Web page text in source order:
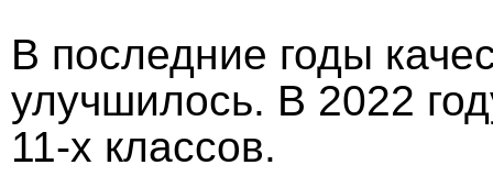
В последние годы
улучшилось. В 2022
11-х классов.